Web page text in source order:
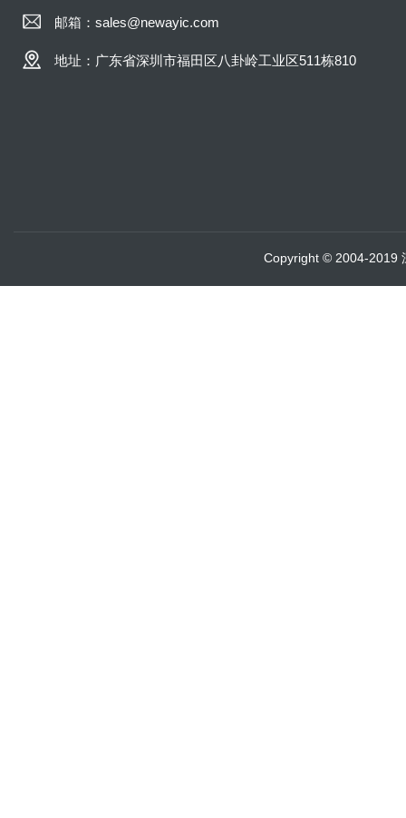
邮箱：sales@newayic.com
地址：广东省深圳市福田区八卦岭工业区511栋810
Copyright © 2004-2019